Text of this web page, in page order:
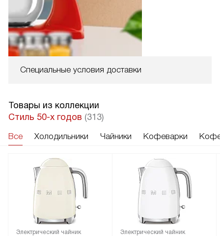
Специальные условия доставки
Товары из коллекции
Стиль 50-х годов (313)
Все Холодильники Чайники Кофеварки
Электрический чайник Электрический чайник